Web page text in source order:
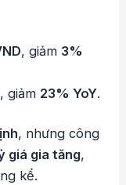
, giảm 3%
, giảm 23% YoY.
, nhưng công
giá gia tăng,
kể.